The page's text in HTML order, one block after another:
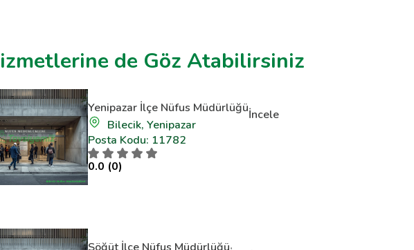
de Göz Atabilirsiniz
Yenipazar İlçe Nüfus Müdürlüğü
Bilecik, Yenipazar
Posta Kodu: 11782
0.0 (0)
İncele